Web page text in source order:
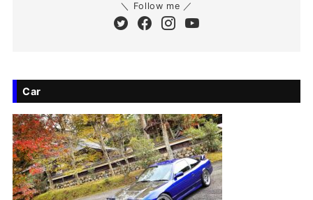
＼ Follow me ／
Car